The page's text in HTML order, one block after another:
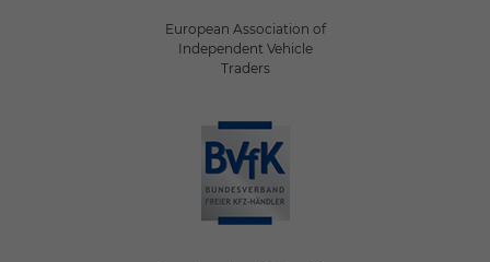
European Association of
Independent Vehicle
Traders